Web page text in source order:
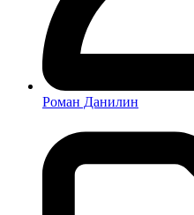
Роман Данилин